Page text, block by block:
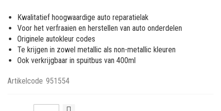
afbeeldingen-
gallerij
Kwalitatief hoogwaardige auto reparatielak
Voor het verfraaien en herstellen van auto onderdelen
Originele autokleur codes
Te krijgen in zowel metallic als non-metallic kleuren
Ook verkrijgbaar in spuitbus van 400ml
Artikelcode 951554